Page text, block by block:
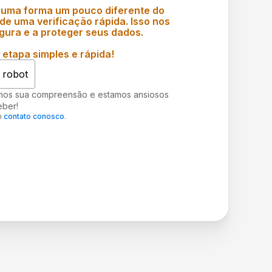
forma um pouco diferente do
uma verificação rápida. Isso nos
e a proteger seus dados.
simples e rápida!
robot
sua compreensão e estamos ansiosos
contato conosco.